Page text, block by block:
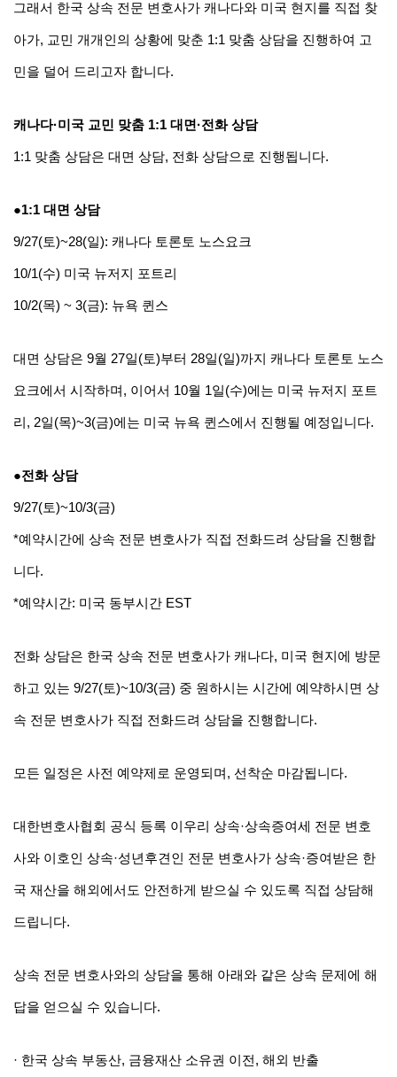
그래서 한국 상속 전문 변호사가 캐나다와 미국 현지를 직접 찾
아가, 교민 개개인의 상황에 맞춘 1:1 맞춤 상담을 진행하여 고
민을 덜어 드리고자 합니다.
캐나다·미국 교민 맞춤 1:1 대면·전화 상담
1:1 맞춤 상담은 대면 상담, 전화 상담으로 진행됩니다.
●1:1 대면 상담
9/27(토)~28(일): 캐나다 토론토 노스요크
10/1(수) 미국 뉴저지 포트리
10/2(목) ~ 3(금): 뉴욕 퀸스
대면 상담은 9월 27일(토)부터 28일(일)까지 캐나다 토론토 노스
요크에서 시작하며, 이어서 10월 1일(수)에는 미국 뉴저지 포트
리, 2일(목)~3(금)에는 미국 뉴욕 퀸스에서 진행될 예정입니다.
●전화 상담
9/27(토)~10/3(금)
*예약시간에 상속 전문 변호사가 직접 전화드려 상담을 진행합
니다.
*예약시간: 미국 동부시간 EST
전화 상담은 한국 상속 전문 변호사가 캐나다, 미국 현지에 방문
하고 있는 9/27(토)~10/3(금) 중 원하시는 시간에 예약하시면 상
속 전문 변호사가 직접 전화드려 상담을 진행합니다.
모든 일정은 사전 예약제로 운영되며, 선착순 마감됩니다.
대한변호사협회 공식 등록 이우리 상속·상속증여세 전문 변호
사와 이호인 상속·성년후견인 전문 변호사가 상속·증여받은 한
국 재산을 해외에서도 안전하게 받으실 수 있도록 직접 상담해
드립니다.
상속 전문 변호사와의 상담을 통해 아래와 같은 상속 문제에 해
답을 얻으실 수 있습니다.
· 한국 상속 부동산, 금융재산 소유권 이전, 해외 반출